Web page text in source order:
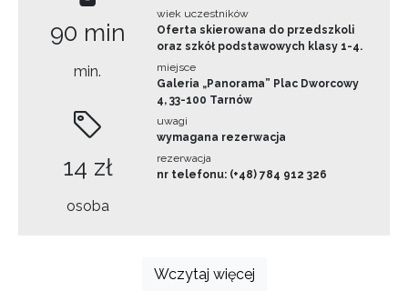
90 min
min.
14 zł
osoba
wiek uczestników
Oferta skierowana do przedszkoli
oraz szkół podstawowych klasy 1-4.
miejsce
Galeria „Panorama” Plac Dworcowy
4, 33-100 Tarnów
uwagi
wymagana rezerwacja
rezerwacja
nr telefonu: (+48) 784 912 326
Wczytaj więcej